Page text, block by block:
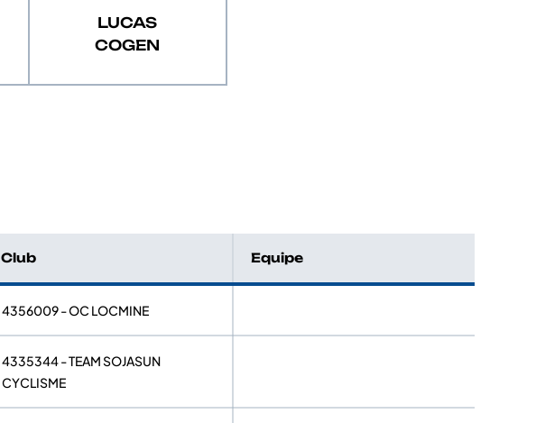
LUCAS
COGEN
Club Equipe
4356009 - OC LOCMINE
4335344 - TEAM SOJASUN
CYCLISME